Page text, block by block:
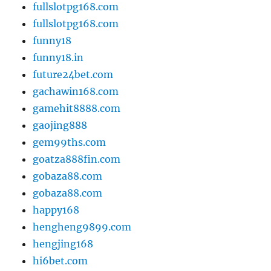
fullslotpg168.com
fullslotpg168.com
funny18
funny18.in
future24bet.com
gachawin168.com
gamehit8888.com
gaojing888
gem99ths.com
goatza888fin.com
gobaza88.com
gobaza88.com
happy168
hengheng9899.com
hengjing168
hi6bet.com